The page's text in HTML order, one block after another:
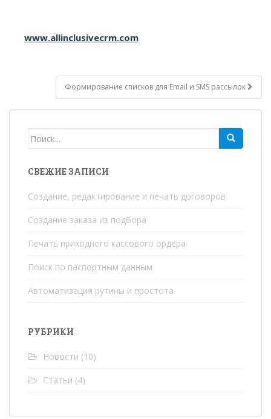
www.allinclusivecrm.com
Навигация по записям
Формирование списков для Email и SMS рассылок
Search for:
СВЕЖИЕ ЗАПИСИ
Создание, редактирование и печать договоров
Создание заказа из подбора
Печать приходного кассового ордера
Поиск по паспортным данным
Автоматизация рутины и простота
РУБРИКИ
Новости (10)
Статьи (4)